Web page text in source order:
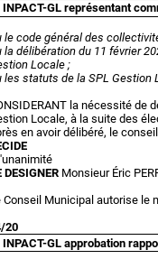
INPACT-GL représentant
le code général des
la délibération du 11 février
Locale ;
les statuts de la SPL Gestion
la nécessité de
Locale, à la suite des
en avoir délibéré, le
DESIGNER Monsieur Éric
Conseil Municipal autorise le
20
INPACT-GL approbation